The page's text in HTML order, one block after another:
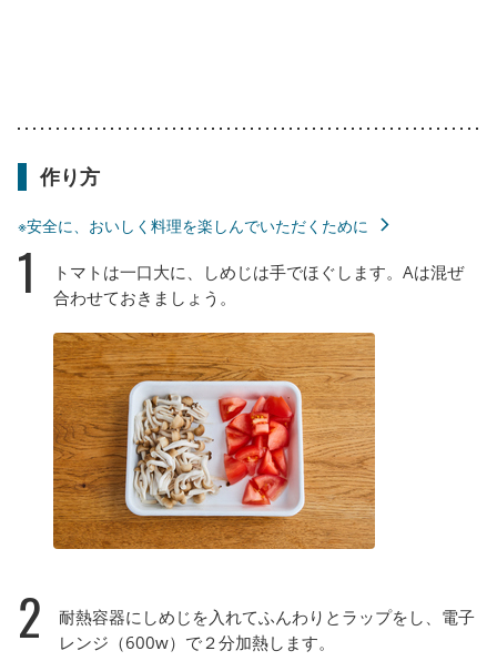
作り方
※安全に、おいしく料理を楽しんでいただくために
1
トマトは一口大に、しめじは手でほぐします。Aは混ぜ
合わせておきましょう。
2
耐熱容器にしめじを入れてふんわりとラップをし、電子
レンジ（600w）で２分加熱します。